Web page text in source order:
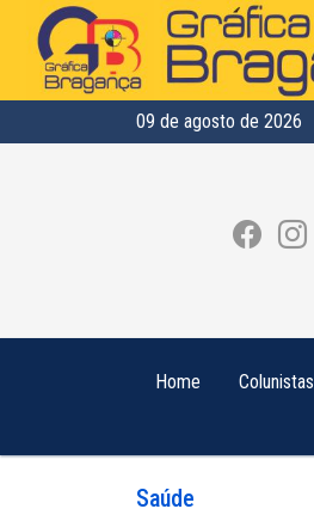
09 de agosto de 2026
Home Colunistas
Saúde